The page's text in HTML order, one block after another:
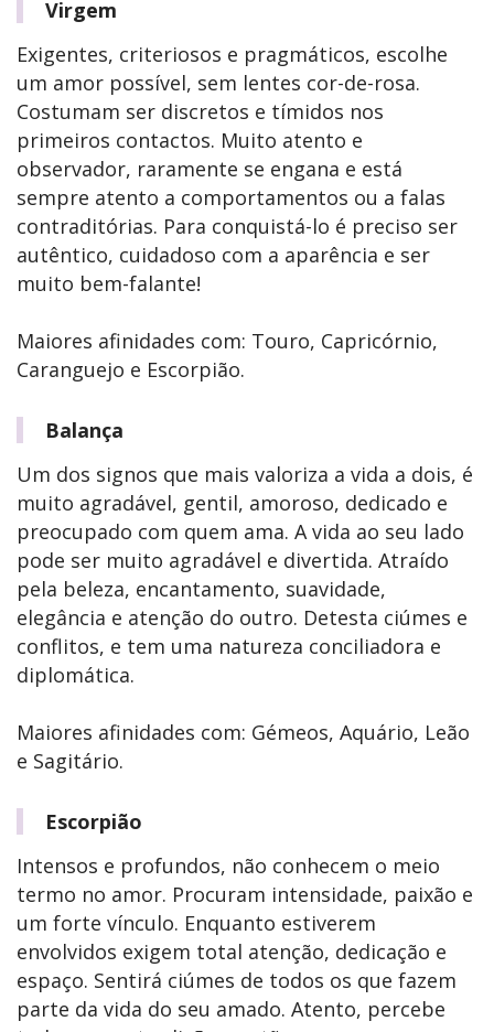
Virgem
Exigentes, criteriosos e pragmáticos, escolhe
um amor possível, sem lentes cor-de-rosa.
Costumam ser discretos e tímidos nos
primeiros contactos. Muito atento e
observador, raramente se engana e está
sempre atento a comportamentos ou a falas
contraditórias. Para conquistá-lo é preciso ser
autêntico, cuidadoso com a aparência e ser
muito bem-falante!
Maiores afinidades com: Touro, Capricórnio,
Caranguejo e Escorpião.
Balança
Um dos signos que mais valoriza a vida a dois, é
muito agradável, gentil, amoroso, dedicado e
preocupado com quem ama. A vida ao seu lado
pode ser muito agradável e divertida. Atraído
pela beleza, encantamento, suavidade,
elegância e atenção do outro. Detesta ciúmes e
conflitos, e tem uma natureza conciliadora e
diplomática.
Maiores afinidades com: Gémeos, Aquário, Leão
e Sagitário.
Escorpião
Intensos e profundos, não conhecem o meio
termo no amor. Procuram intensidade, paixão e
um forte vínculo. Enquanto estiverem
envolvidos exigem total atenção, dedicação e
espaço. Sentirá ciúmes de todos os que fazem
parte da vida do seu amado. Atento, percebe